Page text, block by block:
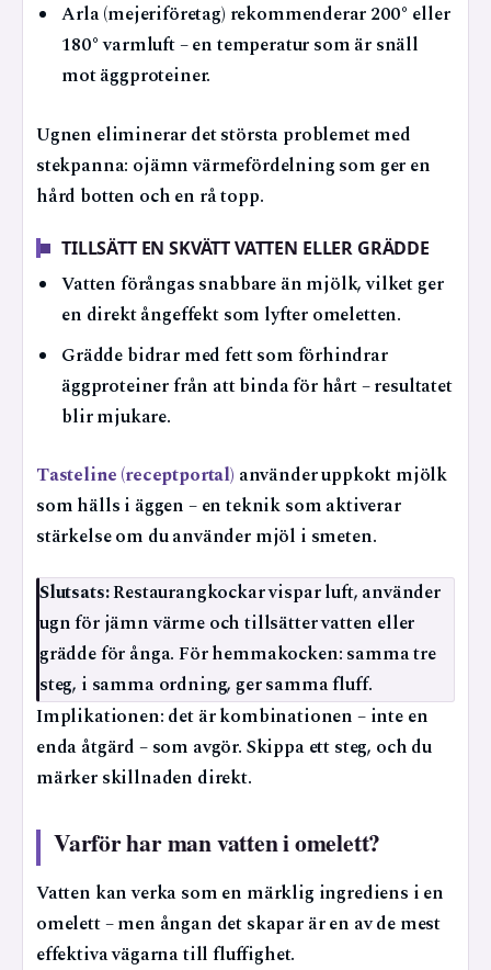
Arla (mejeriföretag) rekommenderar 200° eller
180° varmluft – en temperatur som är snäll
mot äggproteiner.
Ugnen eliminerar det största problemet med
stekpanna: ojämn värmefördelning som ger en
hård botten och en rå topp.
TILLSÄTT EN SKVÄTT VATTEN ELLER GRÄDDE
Vatten förångas snabbare än mjölk, vilket ger
en direkt ångeffekt som lyfter omeletten.
Grädde bidrar med fett som förhindrar
äggproteiner från att binda för hårt – resultatet
blir mjukare.
Tasteline (receptportal) använder uppkokt mjölk
som hälls i äggen – en teknik som aktiverar
stärkelse om du använder mjöl i smeten.
Slutsats:Restaurangkockar vispar luft, använder
ugn för jämn värme och tillsätter vatten eller
grädde för ånga. För hemmakocken: samma tre
steg, i samma ordning, ger samma fluff.
Implikationen: det är kombinationen – inte en
enda åtgärd – som avgör. Skippa ett steg, och du
märker skillnaden direkt.
Varför har man vatten i omelett?
Vatten kan verka som en märklig ingrediens i en
omelett – men ångan det skapar är en av de mest
effektiva vägarna till fluffighet.